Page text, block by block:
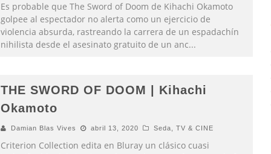
Es probable que The Sword of Doom de Kihachi Okamoto
golpee al espectador no alerta como un ejercicio de
violencia absurda, rastreando la carrera de un espadachín
nihilista desde el asesinato gratuito de un anc...
THE SWORD OF DOOM | Kihachi
Okamoto
Damian Blas Vives abril 13, 2020 Seda TV & CINE
Criterion Collection edita en Bluray un clásico cuasi